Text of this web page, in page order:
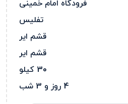
فرودگاه امام خمینی
تفلیس
قشم ایر
قشم ایر
30 کیلو
4 روز و 3 شب